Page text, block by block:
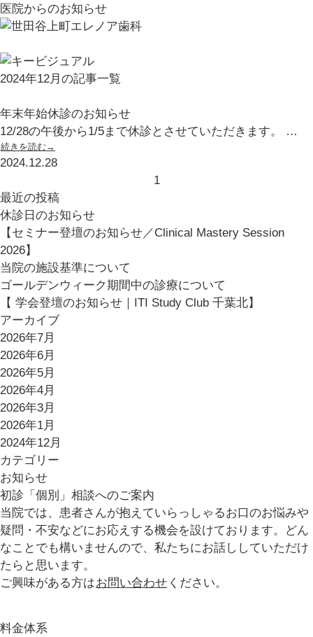
医院からのお知らせ
2024年12月の記事一覧
年末年始休診のお知らせ
12/28の午後から1/5まで休診とさせていただきます。 …
続きを読む→
2024.12.28
1
最近の投稿
休診日のお知らせ
【セミナー登壇のお知らせ／Clinical Mastery Session
2026】
当院の施設基準について
ゴールデンウィーク期間中の診療について
【 学会登壇のお知らせ｜ITI Study Club 千葉北】
アーカイブ
2026年7月
2026年6月
2026年5月
2026年4月
2026年3月
2026年1月
2024年12月
カテゴリー
お知らせ
初診「個別」相談へのご案内
当院では、患者さんが抱えていらっしゃるお口のお悩みや
疑問・不安などにお応えする機会を設けております。どん
なことでも構いませんので、私たちにお話ししていただけ
たらと思います。
ご興味がある方はお問い合わせ ください。
料金体系